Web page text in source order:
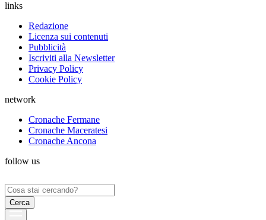
links
Redazione
Licenza sui contenuti
Pubblicità
Iscriviti alla Newsletter
Privacy Policy
Cookie Policy
network
Cronache Fermane
Cronache Maceratesi
Cronache Ancona
follow us
Ricerca
per: